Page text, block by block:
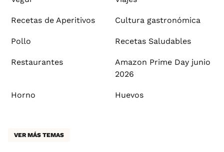
Recetas de Aperitivos Cultura gastronómica
Pollo Recetas Saludables
Restaurantes
Amazon Prime Day junio
2026
Horno Huevos
VER MÁS TEMAS